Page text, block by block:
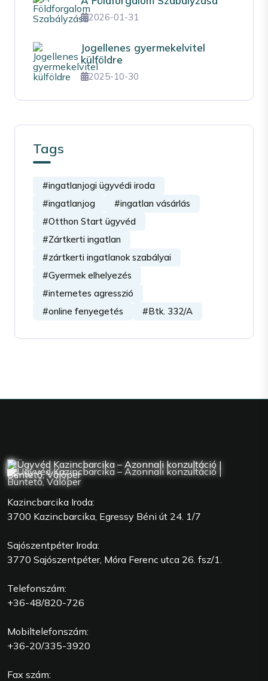
2026-01-31
Jogellenes gyermekelvitel
külföldre
2025-10-30
Tags
#ingatlanjogi ügyvédi iroda
#ingatlanjog
#ingatlan vásárlás
#Otthon Start ügyvéd
#Zártkerti ingatlan
#zártkerti ingatlanok szabályai
#Gyermek elhelyezés
#internetes agresszió
#online fenyegetés
#Btk. 332/A
Kazincbarcika Iroda:
3700 Kazincbarcika, Egressy Béni út 24. 1/7
Sajószentpéter Iroda:
3770 Sajószentpéter, Móra Ferenc utca 26. fsz/1.
Telefonszám:
+36-48/820-726
Mobiltelefonszám:
+36-20/335-3920
Fax szám: